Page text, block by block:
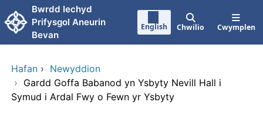
Neidio i'r prif gynnwy
Bwrdd Iechyd
Prifysgol Aneurin
Bevan
English Chwilio Cwymplen
Hafan › Newyddion
› Gardd Goffa Babanod yn Ysbyty Nevill Hall i
Symud i Ardal Fwy o Fewn yr Ysbyty